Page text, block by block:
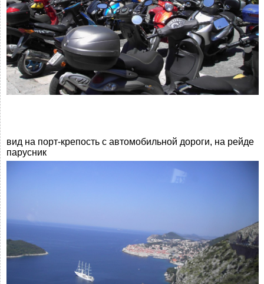
вид на порт-крепость с автомобильной дороги, на рейде
парусник